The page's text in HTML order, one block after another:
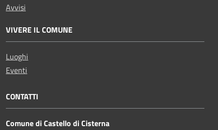
Avvisi
VIVERE IL COMUNE
Luoghi
Eventi
CONTATTI
Comune di Castello di Cisterna